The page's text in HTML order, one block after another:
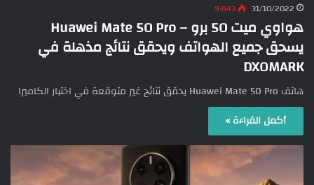
31/10/2022 9٬843
هواوي ميت 50 برو – Huawei Mate 50 Pro
يسحق جميع الهواتف ويحقق نتائج مذهلة في
DXOMARK
هاتف Huawei Mate 50 Pro يحقق نتائج غير متوقعة في اختبار الكاميرا
أكمل القراءة »